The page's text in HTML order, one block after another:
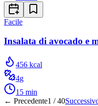
Facile
Insalata di avocado e
456 kcal
4g
15 min
← Precedente1 /40